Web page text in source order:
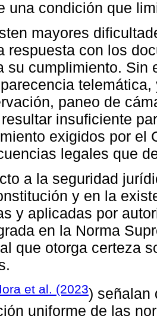
una condición que
mayores
respuesta con los
su cumplimiento. Sin
paneo de
insuficiente
exigidos por el
legales que
a la seguridad
y en la
y aplicadas por
en la Norma
que otorga certeza
et al. (2023) señalan
uniforme de las